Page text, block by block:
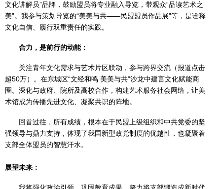
文化讲解员”品牌，鼓励盟员将专业融入导览，带观众“品读艺术之
美”。我参与策划导览的“美美与共——民盟盟员作品展”等，是诠释
文化自信、履行双重责任的实践。
合力，是前行的动能：
关注青年文化需求与艺术片区联动，参与跨界交流（报道点击
超50万）。在东城区“文经和鸣 美美与共”沙龙中建言文化赋能商
圈。深化与政府、院所及高校合作，构建艺术服务社会网络，让美
术馆成为传播先进文化、凝聚共识的阵地。
回首过往，所有成绩，根本在于民盟上级组织和中共党委的坚
强领导与鼎力支持，体现了我国新型政党制度的优越性，也凝聚着
支部全体盟员的智慧汗水。
展望未来：